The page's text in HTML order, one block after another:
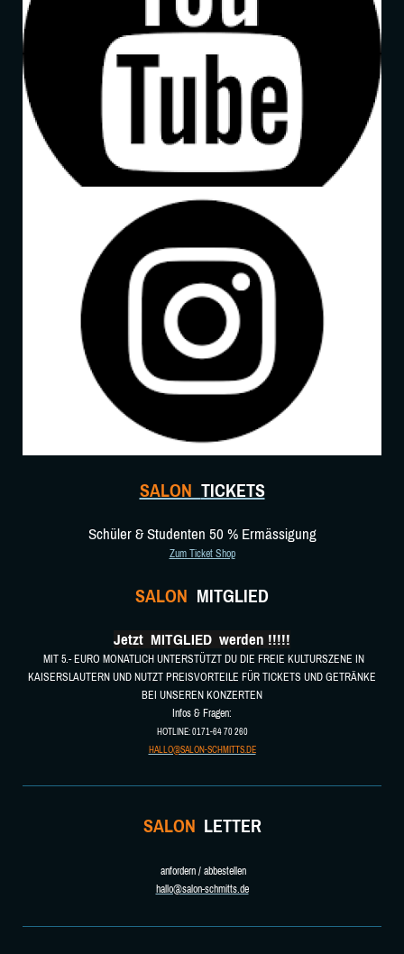
SALON TICKETS
Schüler & Studenten 50 % Ermässigung
Zum Ticket Shop
SALON MITGLIED
Jetzt MITGLIED werden !!!!!
MIT 5.- EURO MONATLICH UNTERSTÜTZT DU DIE FREIE KULTURSZENE IN
KAISERSLAUTERN UND NUTZT PREISVORTEILE FÜR TICKETS UND GETRÄNKE
BEI UNSEREN KONZERTEN
Infos & Fragen:
HOTLINE: 0171-64 70 260
HALLO@SALON-SCHMITTS.DE
SALON LETTER
anfordern / abbestellen
hallo@salon-schmitts.de